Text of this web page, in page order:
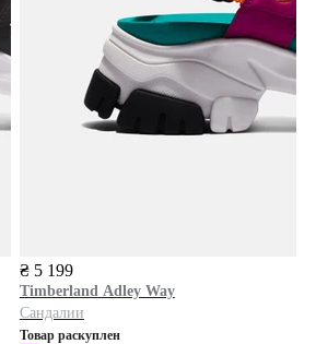
₴ 5 199
Timberland Adley Way
Сандалии
Товар раскуплен